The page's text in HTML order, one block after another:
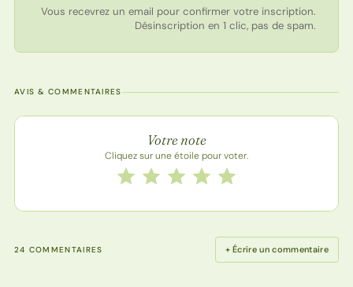
Vous recevrez un email pour confirmer votre inscription.
Désinscription en 1 clic, pas de spam.
AVIS & COMMENTAIRES
Note de la recette
Votre note
Cliquez sur une étoile pour voter.
Notez cette recette de 1 à 5 étoiles
5 étoiles
4 étoiles
3 étoiles
2 étoiles
1 étoile
24 COMMENTAIRES + Écrire un commentaire